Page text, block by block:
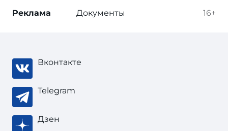
16+
Реклама Документы
Вконтакте
Telegram
Дзен